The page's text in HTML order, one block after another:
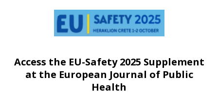
Access the EU-Safety 2025 Supplement
at the European Journal of Public
Health